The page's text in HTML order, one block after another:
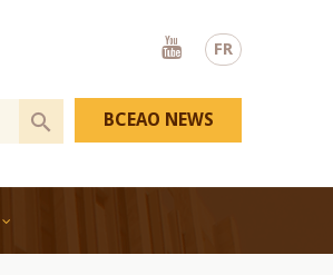
FR
Youtube
BCEAO NEWS